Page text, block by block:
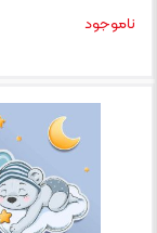
ناموجود